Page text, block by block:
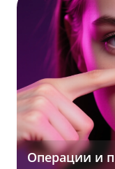
Операции и